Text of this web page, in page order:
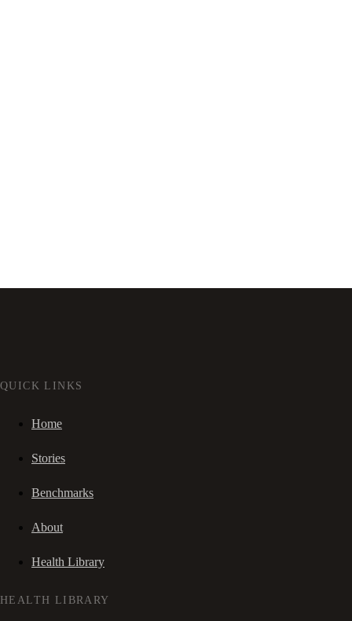
QUICK LINKS
Home
Stories
Benchmarks
About
Health Library
HEALTH LIBRARY